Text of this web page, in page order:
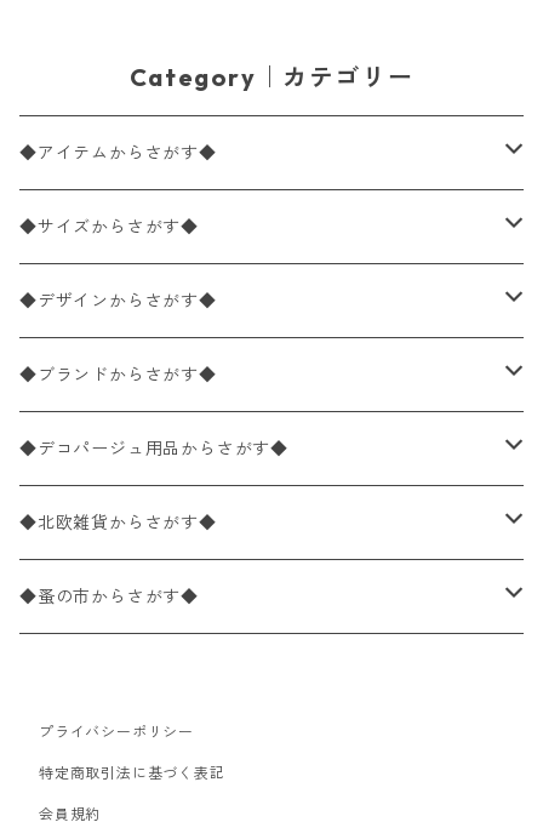
Category｜カテゴリー
◆アイテムからさがす◆
ペーパーナプキン2枚バラ売り
ペーパーナプキン1枚バラ売り
ペーパーナプキン20枚入りパック
ペーパーナプキン10枚入りパック
ライスペーパー
ペーパーリネンナプキン
ワックスペーパー
デコパージュ用品
◆サイズからさがす◆
33×33cm（ランチサイズ）
バラ売り
パック売り
25×25cm（カクテルサイズ）
バラ売り
パック売り
40×40cm（ディナーサイズ）
バラ売り
パック売り
21×21cm（ポケットサイズ）
バラ売り
33cm（ラウンド）
◆デザインからさがす◆
花柄
植物・グリーン柄
動物・鳥・昆虫・蝶柄
海・魚柄
食べ物・フルーツ・野菜・ドリンク柄
食器・カトラリー柄
◆ブランドからさがす◆
ドイツ製 IHR/イア
ランチサイズ
カクテルサイズ
ドイツ製 Ambiente/アンビエンテ
ランチサイズ
ドイツ製 Paperproducts Design
カクテルサイズ
ランチサイズ
カクテルサイズ
ドイツ製 ti-flair/ティーフレア
ランチサイズ
ドイツ製 PAW/パウ
◆デコパージュ用品からさがす◆
デコパージュ液
デコパージュ下地
デコパージュはさみ
3Dデコパージュ
◆北欧雑貨からさがす◆
シリコンモールド
トレイ
ポスター・カレンダー
◆蚤の市からさがす◆
北欧雑貨
デコパージュ用品
プライバシーポリシー
特定商取引法に基づく表記
会員規約